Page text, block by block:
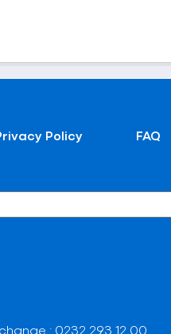
Policy FAQ
: 0232 293 12 00